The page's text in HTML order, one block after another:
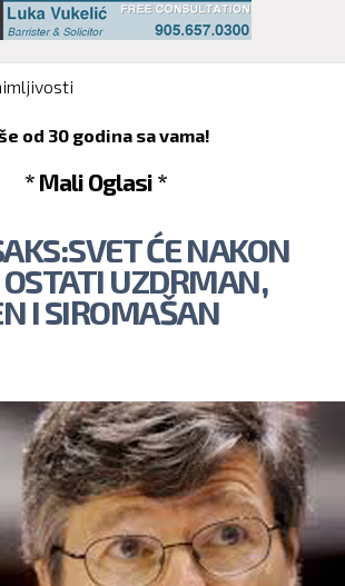
od 30 godina sa vama!
* Mali Oglasi *
ĆE NAKON
OSTATI UZDRMAN,
I SIROMAŠAN